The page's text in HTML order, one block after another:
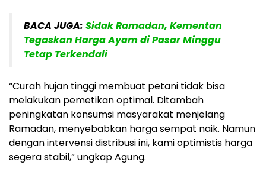
BACA JUGA: Sidak Ramadan, Kementan
Tegaskan Harga Ayam di Pasar Minggu
Tetap Terkendali
“Curah hujan tinggi membuat petani tidak bisa
melakukan pemetikan optimal. Ditambah
peningkatan konsumsi masyarakat menjelang
Ramadan, menyebabkan harga sempat naik. Namun
dengan intervensi distribusi ini, kami optimistis harga
segera stabil,” ungkap Agung.